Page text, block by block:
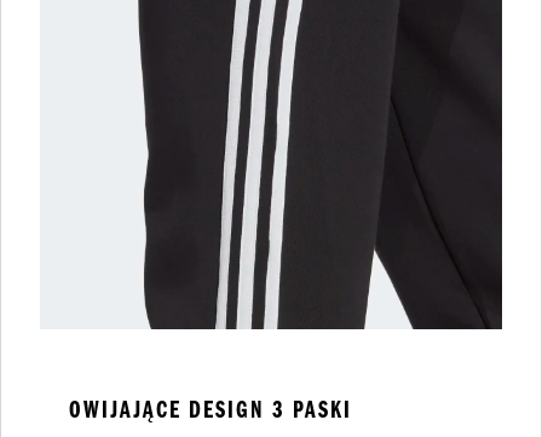
OWIJAJĄCE DESIGN 3 PASKI